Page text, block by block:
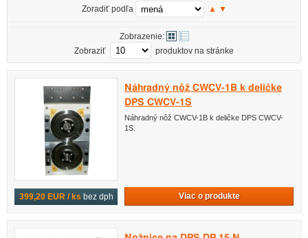
Zoradiť podľa ▲ ▼
Zobrazenie:
Zobraziť
produktov na stránke
399,20 EUR / ks bez dph
Náhradný nôž CWCV-1B k deličke
DPS CWCV-1S
Náhradný nôž CWCV-1B k deličke DPS CWCV-
1S.
Viac o produkte